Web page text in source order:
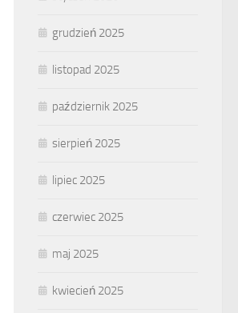
grudzień 2025
listopad 2025
październik 2025
sierpień 2025
lipiec 2025
czerwiec 2025
maj 2025
kwiecień 2025